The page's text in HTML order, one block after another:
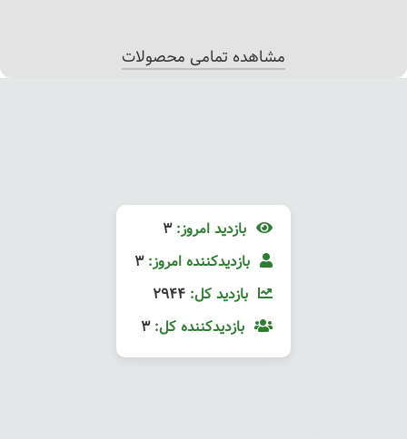
مشاهده تمامی محصولات
بازدید امروز: 3
بازدیدکننده امروز: 3
بازدید کل:
بازدیدکننده کل: 3